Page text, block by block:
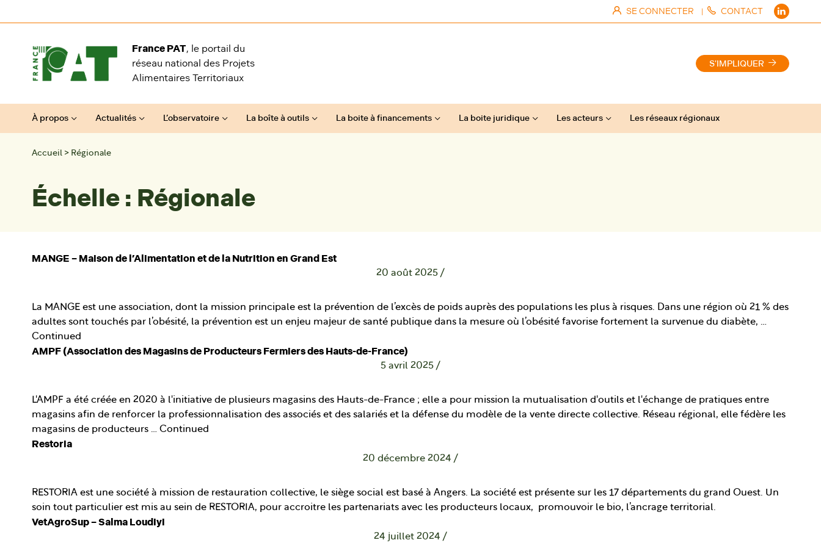
SE CONNECTER | CONTACT
France PAT, le portail du
réseau national des Projets
Alimentaires Territoriaux
S'IMPLIQUER
À propos Actualités L’observatoire La boîte à outils La boite à financements La boite juridique Les acteurs Les réseaux régionaux
Accueil > Régionale
Échelle : Régionale
MANGE – Maison de l’Alimentation et de la Nutrition en Grand Est
20 août 2025 /
La MANGE est une association, dont la mission principale est la prévention de l’excès de poids auprès des populations les plus à risques. Dans une région où 21 % des
adultes sont touchés par l’obésité, la prévention est un enjeu majeur de santé publique dans la mesure où l’obésité favorise fortement la survenue du diabète, …
Continued
AMPF (Association des Magasins de Producteurs Fermiers des Hauts-de-France)
5 avril 2025 /
L'AMPF a été créée en 2020 à l'initiative de plusieurs magasins des Hauts-de-France ; elle a pour mission la mutualisation d'outils et l'échange de pratiques entre
magasins afin de renforcer la professionnalisation des associés et des salariés et la défense du modèle de la vente directe collective. Réseau régional, elle fédère les
magasins de producteurs … Continued
Restoria
20 décembre 2024 /
RESTORIA est une société à mission de restauration collective, le siège social est basé à Angers. La société est présente sur les 17 départements du grand Ouest. Un
soin tout particulier est mis au sein de RESTORIA, pour accroitre les partenariats avec les producteurs locaux, promouvoir le bio, l’ancrage territorial.
VetAgroSup – Salma Loudiyi
24 juillet 2024 /